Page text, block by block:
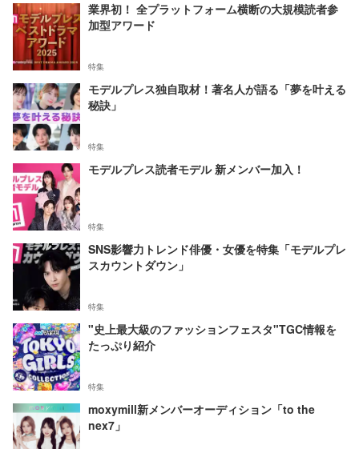
業界初！ 全プラットフォーム横断の大規模読者参
加型アワード
特集
モデルプレス独自取材！著名人が語る「夢を叶える
秘訣」
特集
モデルプレス読者モデル 新メンバー加入！
特集
SNS影響力トレンド俳優・女優を特集「モデルプレ
スカウントダウン」
特集
"史上最大級のファッションフェスタ"TGC情報を
たっぷり紹介
特集
moxymill新メンバーオーディション「to the
nex7」